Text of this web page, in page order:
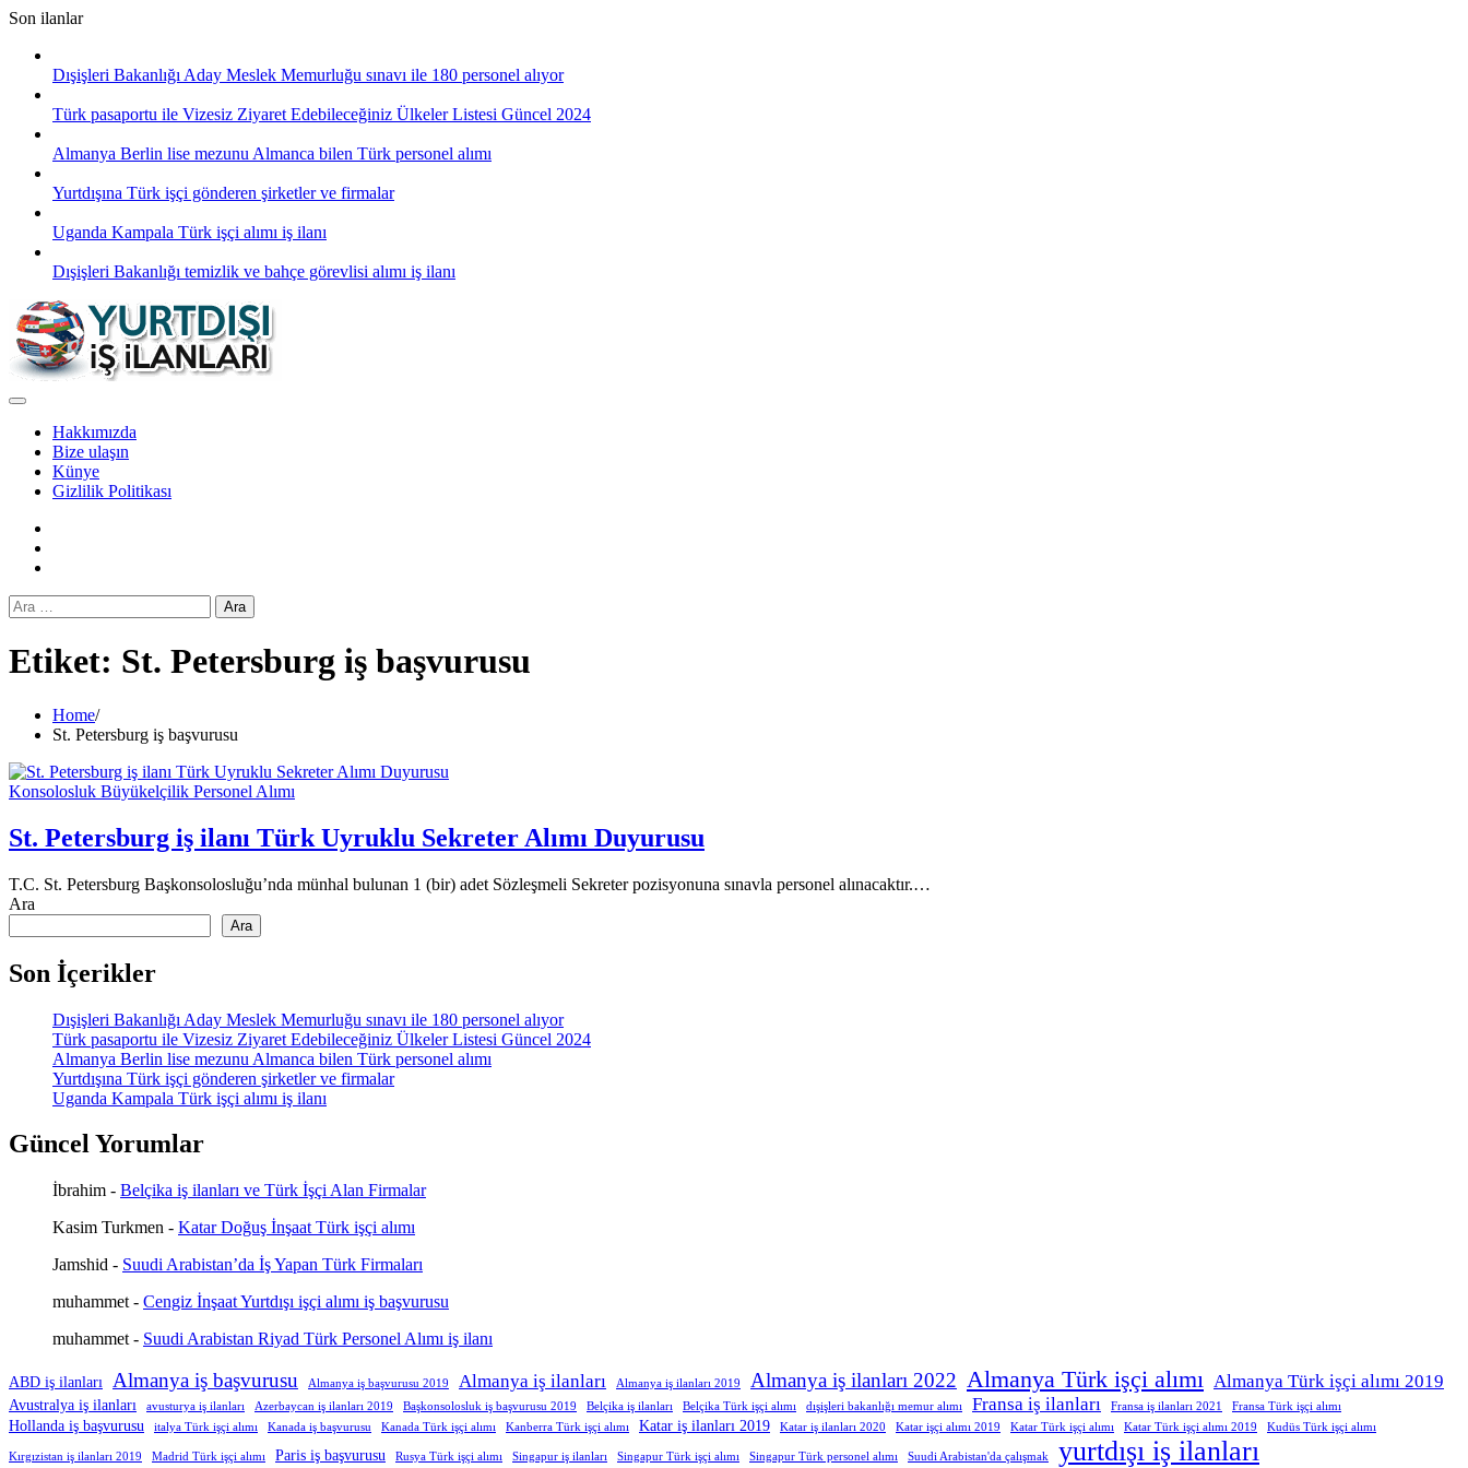
Skip
content
Son ilanlar
Dışişleri Bakanlığı Aday Meslek Memurluğu sınavı ile 180 personel alıyor
Türk pasaportu ile Vizesiz Ziyaret Edebileceğiniz Ülkeler Listesi Güncel 2024
Almanya Berlin lise mezunu Almanca bilen Türk personel alımı
Yurtdışına Türk işçi gönderen şirketler ve firmalar
Uganda Kampala Türk işçi alımı iş ilanı
Dışişleri Bakanlığı temizlik ve bahçe görevlisi alımı iş ilanı
Hakkımızda
Bize ulaşın
Künye
Gizlilik Politikası
Arama:
Etiket: St. Petersburg iş başvurusu
Home
St. Petersburg iş başvurusu
Konsolosluk Büyükelçilik Personel Alımı
St. Petersburg iş ilanı Türk Uyruklu Sekreter Alımı Duyurusu
T.C. St. Petersburg Başkonsolosluğu’nda münhal bulunan 1 (bir) adet Sözleşmeli Sekreter pozisyonuna sınavla personel alınacaktır.…
Ara
Ara
Son İçerikler
Dışişleri Bakanlığı Aday Meslek Memurluğu sınavı ile 180 personel alıyor
Türk pasaportu ile Vizesiz Ziyaret Edebileceğiniz Ülkeler Listesi Güncel 2024
Almanya Berlin lise mezunu Almanca bilen Türk personel alımı
Yurtdışına Türk işçi gönderen şirketler ve firmalar
Uganda Kampala Türk işçi alımı iş ilanı
Güncel Yorumlar
İbrahim - Belçika iş ilanları ve Türk İşçi Alan Firmalar
Kasim Turkmen - Katar Doğuş İnşaat Türk işçi alımı
Jamshid - Suudi Arabistan’da İş Yapan Türk Firmaları
muhammet - Cengiz İnşaat Yurtdışı işçi alımı iş başvurusu
muhammet - Suudi Arabistan Riyad Türk Personel Alımı iş ilanı
ABD iş ilanları Almanya iş başvurusu Almanya iş başvurusu 2019 Almanya iş ilanları Almanya iş ilanları 2019 Almanya iş ilanları 2022 Almanya Türk işçi alımı Almanya Türk işçi alımı 2019
Avustralya iş ilanları avusturya iş ilanları Azerbaycan iş ilanları 2019 Başkonsolosluk iş başvurusu 2019 Belçika iş ilanları Belçika Türk işçi alımı dışişleri bakanlığı memur alımı Fransa iş ilanları Fransa iş ilanları 2021 Fransa Türk işçi alımı
Hollanda iş başvurusu italya Türk işçi alımı Kanada iş başvurusu Kanada Türk işçi alımı Kanberra Türk işçi alımı Katar iş ilanları 2019 Katar iş ilanları 2020 Katar işçi alımı 2019 Katar Türk işçi alımı Katar Türk işçi alımı 2019 Kudüs Türk işçi alımı
Kırgızistan iş ilanları 2019 Madrid Türk işçi alımı Paris iş başvurusu Rusya Türk işçi alımı Singapur iş ilanları Singapur Türk işçi alımı Singapur Türk personel alımı Suudi Arabistan'da çalışmak yurtdışı iş ilanları